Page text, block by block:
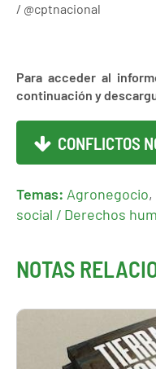
/ @cptnacional
Para acceder al
continuación y
CONFLICTOS
Temas: Agronegocio,
social / Derechos
NOTAS